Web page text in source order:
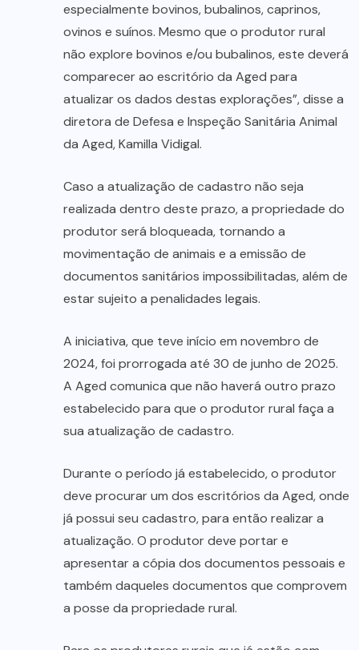
especialmente bovinos, bubalinos, caprinos,
ovinos e suínos. Mesmo que o produtor rural
não explore bovinos e/ou bubalinos, este deverá
comparecer ao escritório da Aged para
atualizar os dados destas explorações”, disse a
diretora de Defesa e Inspeção Sanitária Animal
da Aged, Kamilla Vidigal.
Caso a atualização de cadastro não seja
realizada dentro deste prazo, a propriedade do
produtor será bloqueada, tornando a
movimentação de animais e a emissão de
documentos sanitários impossibilitadas, além de
estar sujeito a penalidades legais.
A iniciativa, que teve início em novembro de
2024, foi prorrogada até 30 de junho de 2025.
A Aged comunica que não haverá outro prazo
estabelecido para que o produtor rural faça a
sua atualização de cadastro.
Durante o período já estabelecido, o produtor
deve procurar um dos escritórios da Aged, onde
já possui seu cadastro, para então realizar a
atualização. O produtor deve portar e
apresentar a cópia dos documentos pessoais e
também daqueles documentos que comprovem
a posse da propriedade rural.